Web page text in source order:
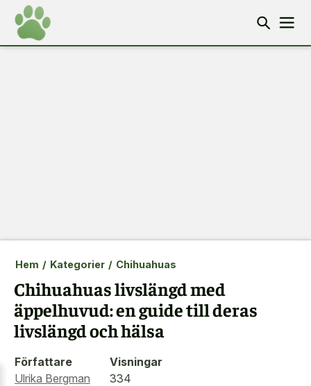
Hem / Kategorier / Chihuahuas
Chihuahuas livslängd med
äppelhuvud: en guide till deras
livslängd och hälsa
Författare
Ulrika Bergman
Visningar
334